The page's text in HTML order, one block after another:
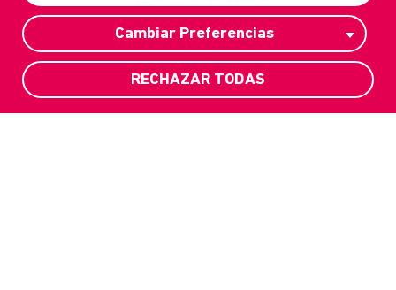
Cambiar Preferencias
RECHAZAR TODAS